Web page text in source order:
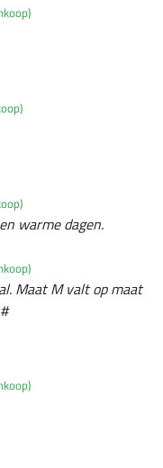
warme dagen.
Maat M valt op maat